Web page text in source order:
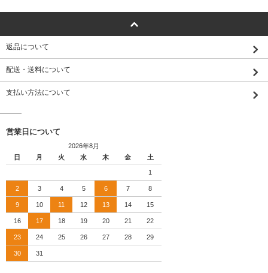
返品について
配送・送料について
支払い方法について
営業日について
2026年8月
日
月 火 水 木 金 土
1
2 3 4 5 6 7 8
9 10 11 12 13 14 15
16 17 18 19 20 21 22
23 24 25 26 27 28 29
30 31